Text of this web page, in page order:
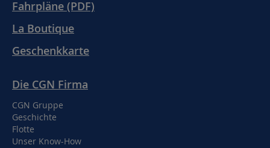
Fahrpläne (PDF)
La Boutique
Geschenkkarte
Die CGN Firma
CGN Gruppe
Geschichte
Flotte
Unser Know-How